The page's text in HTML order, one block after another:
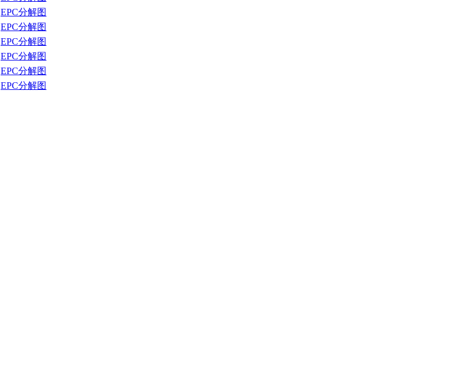
EPC分解图
EPC分解图
EPC分解图
EPC分解图
EPC分解图
EPC分解图